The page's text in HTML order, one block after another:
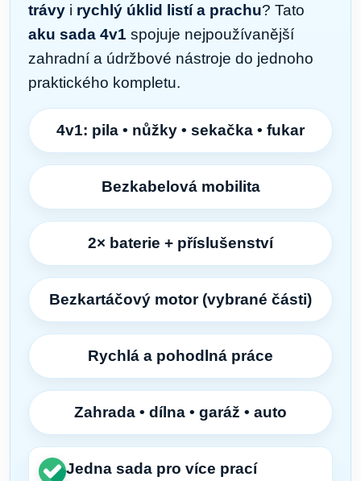
trávy i rychlý úklid listí a prachu? Tato
aku sada 4v1 spojuje nejpoužívanější
zahradní a údržbové nástroje do jednoho
praktického kompletu.
4v1: pila • nůžky • sekačka • fukar
Bezkabelová mobilita
2× baterie + příslušenství
Bezkartáčový motor (vybrané části)
Rychlá a pohodlná práce
Zahrada • dílna • garáž • auto
Jedna sada pro více prací